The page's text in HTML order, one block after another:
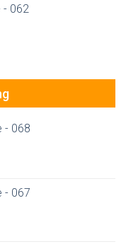
- 062
- 068
- 067